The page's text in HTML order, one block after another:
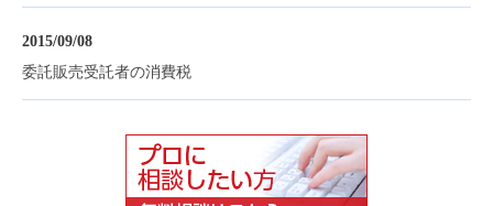
2015/09/08
委託販売受託者の消費税